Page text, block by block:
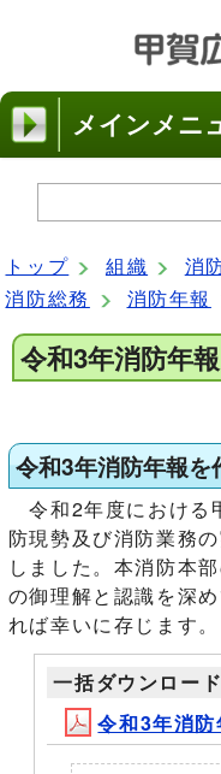
メインメニ
トップ 組織
消
消防総務
消防年報
令和3年消防年
令和3年消防年報を
令和2年度における
防現勢及び消防業務
しました。本消防本
の御理解と認識を深
れば幸いに存じます。
一括ダウンロード
令和3年消防